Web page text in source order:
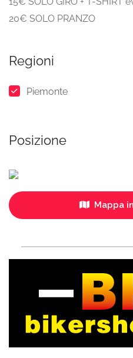
20€ SOLO PRANZO
Regioni
Piemonte
Posizione
Mappa